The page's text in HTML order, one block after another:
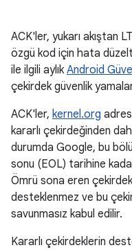
ACK'ler, yukarı akıştan
özgü kod için hata
ile ilgili aylık Android
çekirdek güvenlik
ACK'ler, kernel.org
kararlı çekirdeğinden
durumda Google, bu
sonu (EOL) tarihine
Ömrü sona eren
desteklenmez ve bu
savunmasız kabul edilir.
Kararlı çekirdeklerin